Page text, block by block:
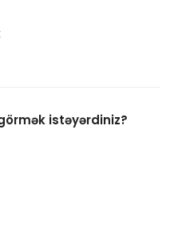
istəyərdiniz?